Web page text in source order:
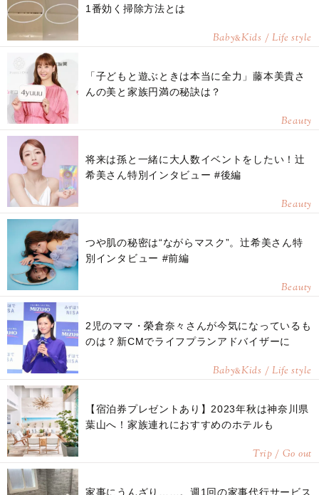
1番効く掃除方法とは
Baby&Kids / Life style
「子どもと遊ぶときは本当に全力」藤本美貴さ
んの美と家族円満の秘訣は？
Beauty
将来は孫と一緒に大人数イベントをしたい！辻
希美さん特別インタビュー #後編
Beauty
つや肌の秘密は“ながらマスク”。辻󠄀希美さん特
別インタビュー #前編
Beauty
2児のママ・榮倉奈々さんが今気になっているも
のは？新CMでライフプランアドバイザーに
Baby&Kids / Life style
【宿泊券プレゼントあり】2023年秋は神奈川県
葉山へ！家族連れにおすすめのホテルも
Trip / Go out
家事にうんざり……。週1回の家事代行サービス